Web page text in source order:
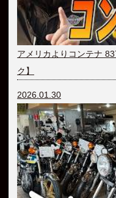
アメリカよりコンテナ
ク】
2026.01.30